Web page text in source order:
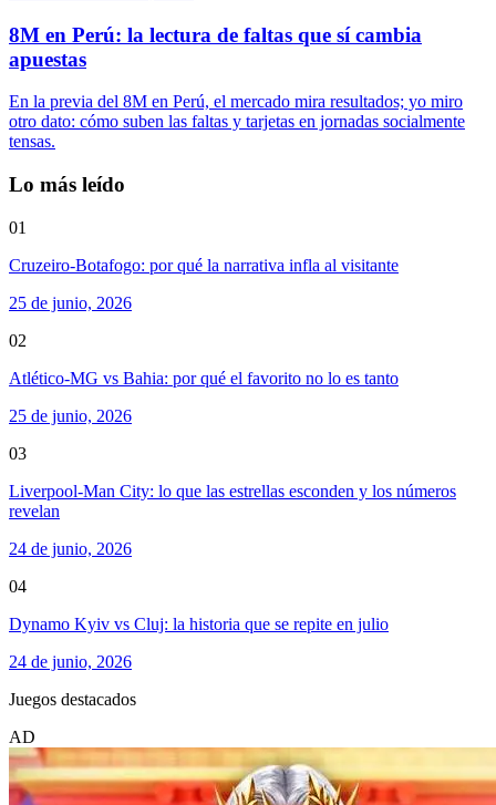
8M en Perú: la lectura de faltas que sí cambia
apuestas
En la previa del 8M en Perú, el mercado mira resultados; yo miro
otro dato: cómo suben las faltas y tarjetas en jornadas socialmente
tensas.
Lo más leído
01
Cruzeiro-Botafogo: por qué la narrativa infla al visitante
25 de junio, 2026
02
Atlético-MG vs Bahia: por qué el favorito no lo es tanto
25 de junio, 2026
03
Liverpool-Man City: lo que las estrellas esconden y los números
revelan
24 de junio, 2026
04
Dynamo Kyiv vs Cluj: la historia que se repite en julio
24 de junio, 2026
Juegos destacados
AD